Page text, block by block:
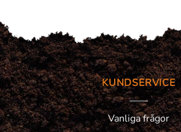
KUNDSERVICE
Vanliga frågor